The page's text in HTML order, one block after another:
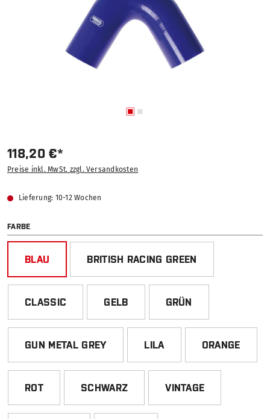
118,20 €*
Preise inkl. MwSt. zzgl. Versandkosten
Lieferung: 10-12 Wochen
FARBEAUSWÄHLEN
BLAU BRITISH RACING GREEN
CLASSIC GELB GRÜN
GUN METAL GREY LILA ORANGE
ROT SCHWARZ VINTAGE